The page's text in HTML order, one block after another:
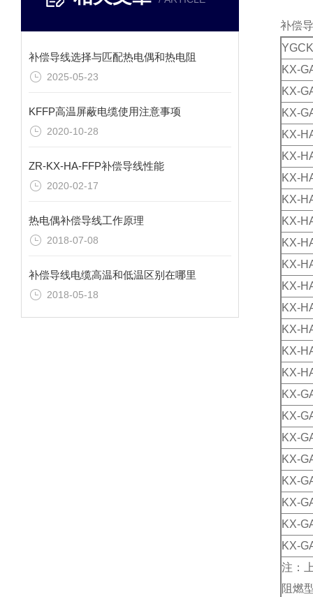
补偿导线选择与匹配热电偶和热电阻
2025-05-23
KFFP高温屏蔽电缆使用注意事项
2020-10-28
ZR-KX-HA-FFP补偿导线性能
2020-02-17
热电偶补偿导线工作原理
2018-07-08
补偿导线电缆高温和低温区别在哪里
2018-05-18
补偿
KX-
KX-
KX-
KX-
KX-
KX-
KX-
KX-
KX-
KX-
KX-
KX-
KX-
KX-
KX-
KX-
KX-
KX-
KX-
KX-
KX-
KX-
KX-
注：
阻燃